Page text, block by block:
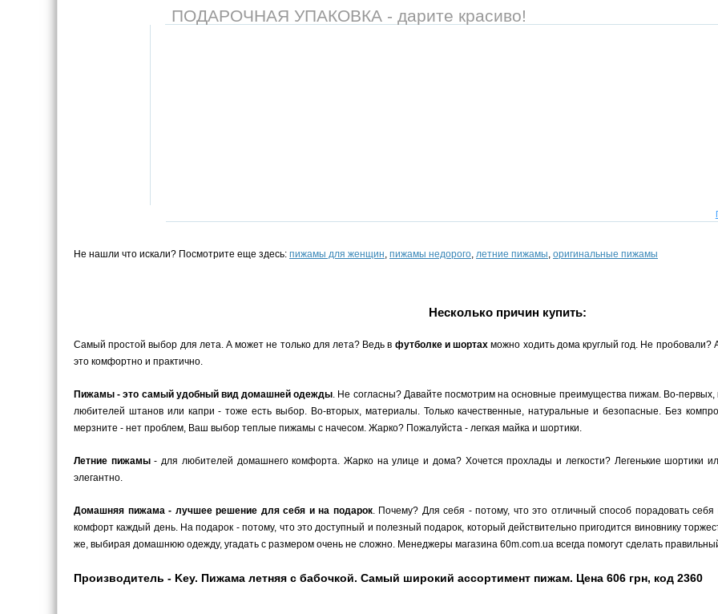
ПОДАРОЧНАЯ УПАКОВКА - дарите красиво!
Не нашли что искали? Посмотрите еще здесь: пижамы для женщин, пижамы недорого, летние пижамы, оригинальные пижамы
Несколько причин купить:
Самый простой выбор для лета. А может не только для лета? Ведь в футболке и шортах можно ходить дома круглый год. Не
это комфортно и практично.
Пижамы - это самый удобный вид домашней одежды. Не согласны? Давайте посмотрим на основные преимущества пижам. Во-
любителей штанов или капри - тоже есть выбор. Во-вторых, материалы. Только качественные, натуральные и безопасные. Без
мерзните - нет проблем, Ваш выбор теплые пижамы с начесом. Жарко? Пожалуйста - легкая майка и шортики.
Летние пижамы- для любителей домашнего комфорта. Жарко на улице и дома? Хочется прохлады и легкости? Легенькие шортики
элегантно.
Домашняя пижама - лучшее решение для себя и на подарок. Почему? Для себя - потому, что это отличный способ порадовать себя
комфорт каждый день. На подарок - потому, что это доступный и полезный подарок, который действительно пригодится виновнику
же, выбирая домашнюю одежду, угадать с размером очень не сложно. Менеджеры магазина 60m.com.ua всегда помогут сделать
Производитель - Key. Пижама летняя с бабочкой. Самый широкий ассортимент пижам. Цена 606 грн, код 2360